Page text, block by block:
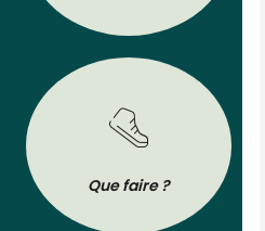
Que faire ?
Tout pour préparer
brochures de